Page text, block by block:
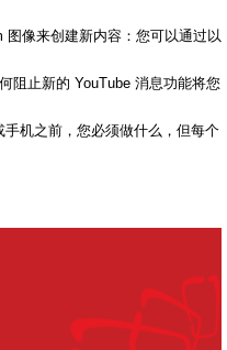
像来创建新内容：您可以通过以
阻止新的 YouTube 消息功能将您
机之前，您必须做什么，但每个